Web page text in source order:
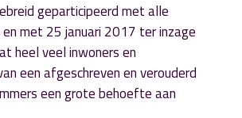
geparticipeerd met alle
met 25 januari 2017 ter inzage
heel veel inwoners en
een afgeschreven en verouderd
een grote behoefte aan